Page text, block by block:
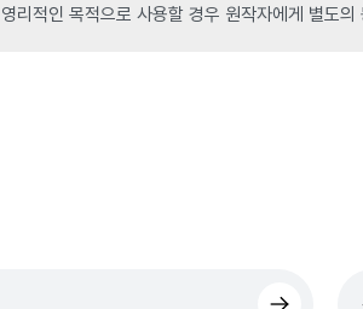
영리적인 목적으로 사용할 경우 원작자에게 별도